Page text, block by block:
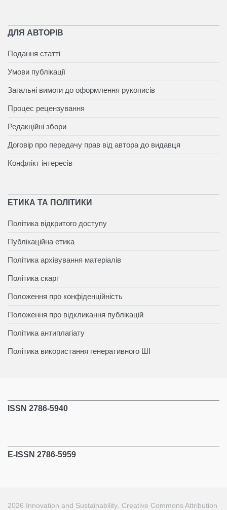
ДЛЯ АВТОРІВ
Подання статті
Умови публікації
Загальні вимоги до оформлення рукописів
Процес рецензування
Редакційні збори
Договір про передачу прав від автора до видавця
Конфлікт інтересів
ЕТИКА ТА ПОЛІТИКИ
Політика відкритого доступу
Публікаційна етика
Політика архівування матеріалів
Політика скарг
Положення про конфіденційність
Положення про відкликання публікацій
Політика антиплагіату
Політика використання генеративного ШІ
ISSN 2786-5940
E-ISSN 2786-5959
2026 Innovation and Sustainability Creative Commons Attribution